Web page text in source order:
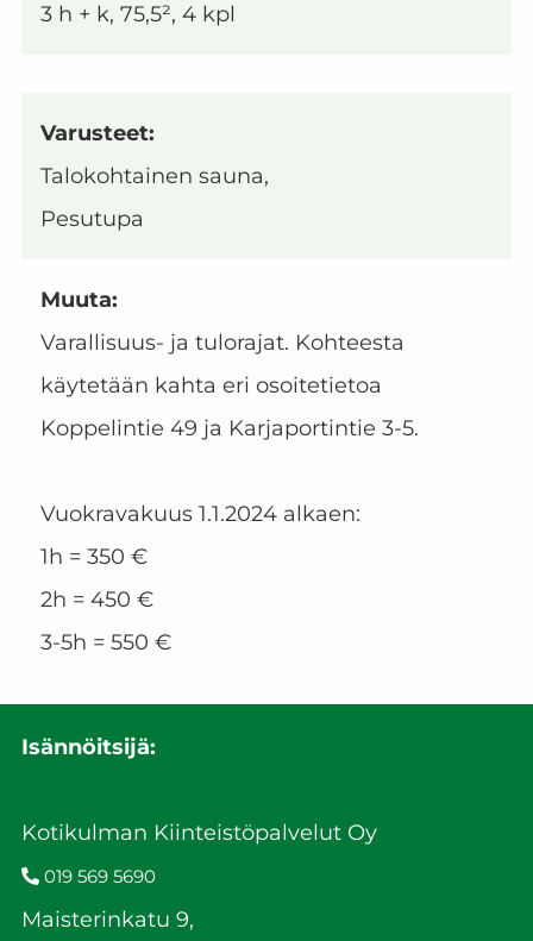
3 h + k, 75,5², 4 kpl
Varusteet:
Talokohtainen sauna,
Pesutupa
Muuta:
Varallisuus- ja tulorajat. Kohteesta
käytetään kahta eri osoitetietoa
Koppelintie 49 ja Karjaportintie 3-5.
Vuokravakuus 1.1.2024 alkaen:
1h = 350 €
2h = 450 €
3-5h = 550 €
Isännöitsijä:
Kotikulman Kiinteistöpalvelut Oy
019 569 5690
Maisterinkatu 9,